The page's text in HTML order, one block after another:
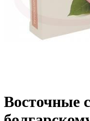
Восточные